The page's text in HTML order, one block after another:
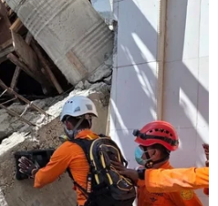
giữa nhiệm kỳ tại điểm bầu cử
6/11/2018. (Ảnh: THX/ TTXVN)
địa phương đưa tin, 3
Arizona, một trong
trong cuộc đua vào